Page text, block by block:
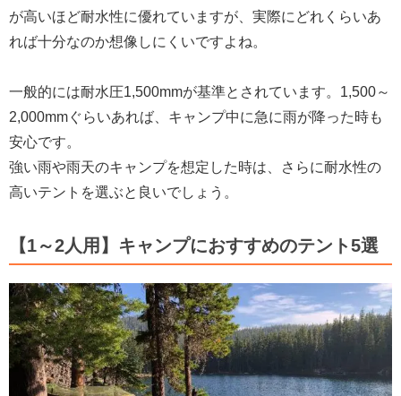
が高いほど耐水性に優れていますが、実際にどれくらいあ
れば十分なのか想像しにくいですよね。
一般的には耐水圧1,500mmが基準とされています。1,500～
2,000mmぐらいあれば、キャンプ中に急に雨が降った時も
安心です。
強い雨や雨天のキャンプを想定した時は、さらに耐水性の
高いテントを選ぶと良いでしょう。
【1～2人用】キャンプにおすすめのテント5選